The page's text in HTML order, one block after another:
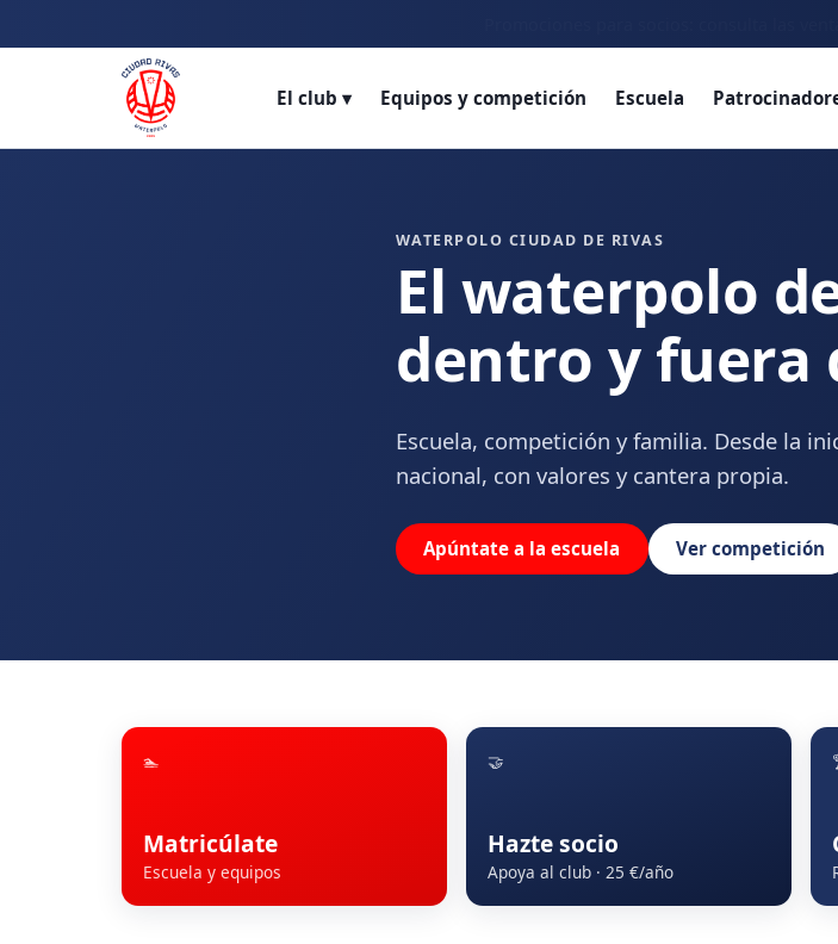
El club ▾ Equipos y competición Escuela
WATERPOLO CIUDAD DE RIVAS
El waterpolo
dentro y fuera
Escuela, competición y familia. Desde la
nacional, con valores y cantera propia.
Apúntate a la escuela Ver competición
🏊
Matricúlate
Escuela y equipos
🤝
Hazte socio
Apoya al club · 25 €/año